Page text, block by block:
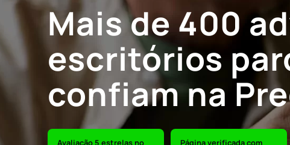
Mais de 400
escritórios
confiam na
Avaliação 5 estrelas no Página verificada com